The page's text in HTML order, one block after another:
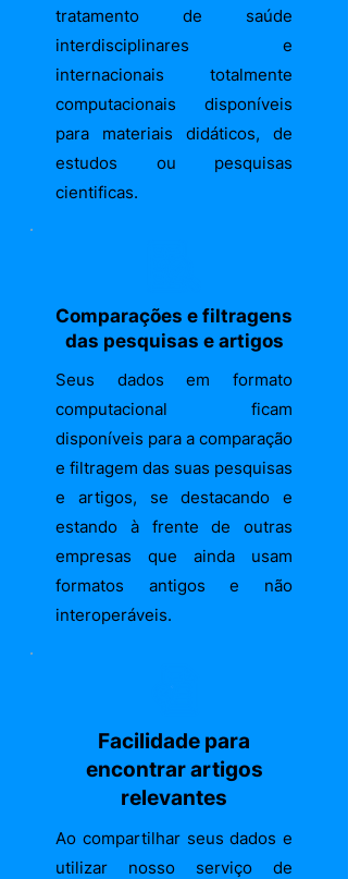
tratamento de saúde
interdisciplinares e
internacionais totalmente
computacionais disponíveis
para materiais didáticos, de
estudos ou pesquisas
cientificas.
Comparações e filtragens
das pesquisas e artigos
Seus dados em formato
computacional ficam
disponíveis para a comparação
e filtragem das suas pesquisas
e artigos, se destacando e
estando à frente de outras
empresas que ainda usam
formatos antigos e não
interoperáveis.
Facilidade para
encontrar artigos
relevantes
Ao compartilhar seus dados e
utilizar nosso serviço de